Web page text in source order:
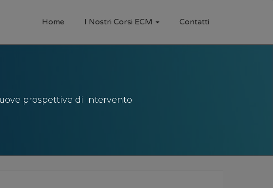
Home I Nostri Corsi ECM Contatti
prospettive di intervento